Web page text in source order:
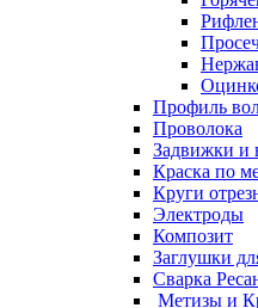
Профиль
Проволока
Задвижки и
Краска по
Круги
Электроды
Композит
Заглушки
Сварка
Метизы и